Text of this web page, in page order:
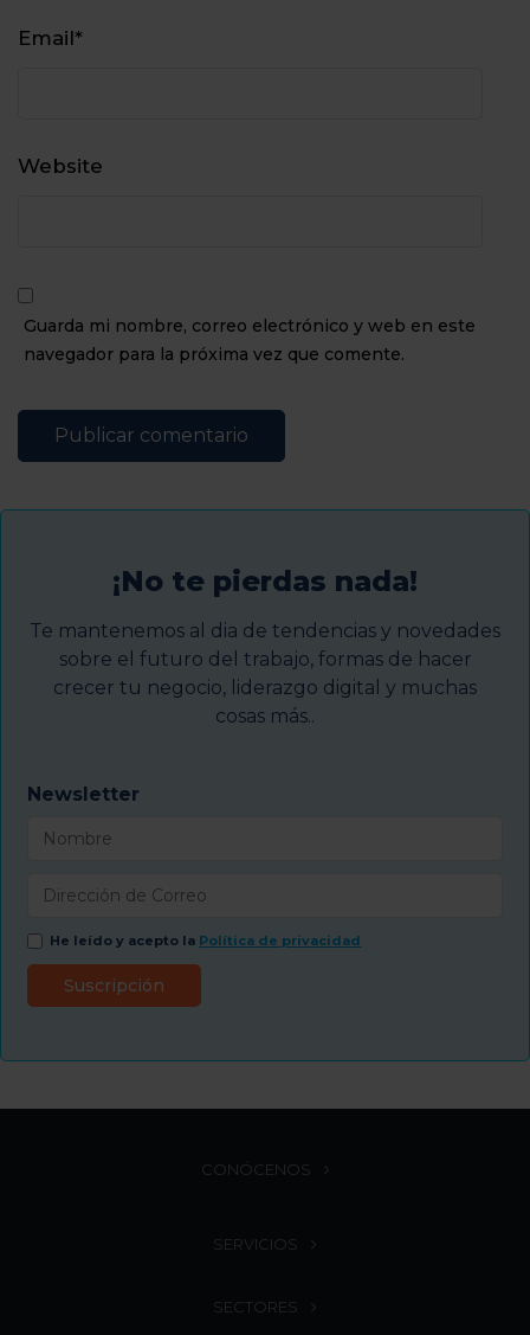
Email*
Website
Guarda mi nombre, correo electrónico y web en este
navegador para la próxima vez que comente.
¡No te pierdas nada!
Te mantenemos al dia de tendencias y novedades
sobre el futuro del trabajo, formas de hacer
crecer tu negocio, liderazgo digital y muchas
cosas más..
Newsletter
He leído y acepto la Política de privacidad
CONÓCENOS
SERVICIOS
SECTORES